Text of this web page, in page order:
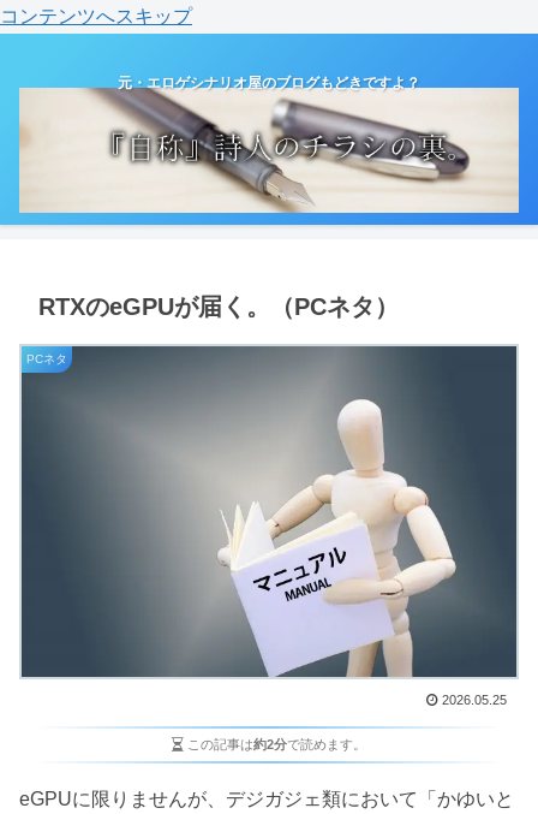
コンテンツへスキップ
元・エロゲシナリオ屋のブログもどきですよ？
RTXのeGPUが届く。（PCネタ）
PCネタ
2026.05.25
この記事は約2分で読めます。
eGPUに限りませんが、デジガジェ類において「かゆいと